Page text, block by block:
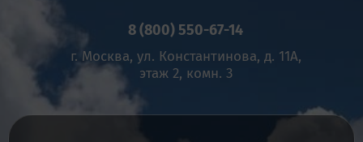
8 (800) 550-67-14
г. Москва, ул. Константинова, д. 11А,
этаж 2, комн. 3